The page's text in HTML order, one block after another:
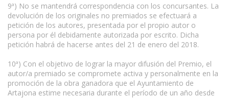
9ª) No se mantendrá correspondencia con los concursantes. La
devolución de los originales no premiados se efectuará a
petición de los autores, presentada por el propio autor o
persona por él debidamente autorizada por escrito. Dicha
petición habrá de hacerse antes del 21 de enero del 2018.
10ª) Con el objetivo de lograr la mayor difusión del Premio, el
autor/a premiado se compromete activa y personalmente en la
promoción de la obra ganadora que el Ayuntamiento de
Artajona estime necesaria durante el período de un año desde